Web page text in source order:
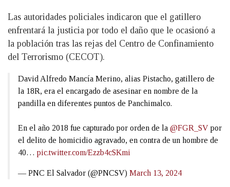
Las autoridades policiales indicaron que el gatillero
enfrentará la justicia por todo el daño que le ocasionó a
la población tras las rejas del Centro de Confinamiento
del Terrorismo (CECOT).
David Alfredo Mancía Merino, alias Pistacho, gatillero de
la 18R, era el encargado de asesinar en nombre de la
pandilla en diferentes puntos de Panchimalco.
En el año 2018 fue capturado por orden de la @FGR_SV por
el delito de homicidio agravado, en contra de un hombre de
40… pic.twitter.com/Ezzb4cSKmi
— PNC El Salvador (@PNCSV) March 13, 2024